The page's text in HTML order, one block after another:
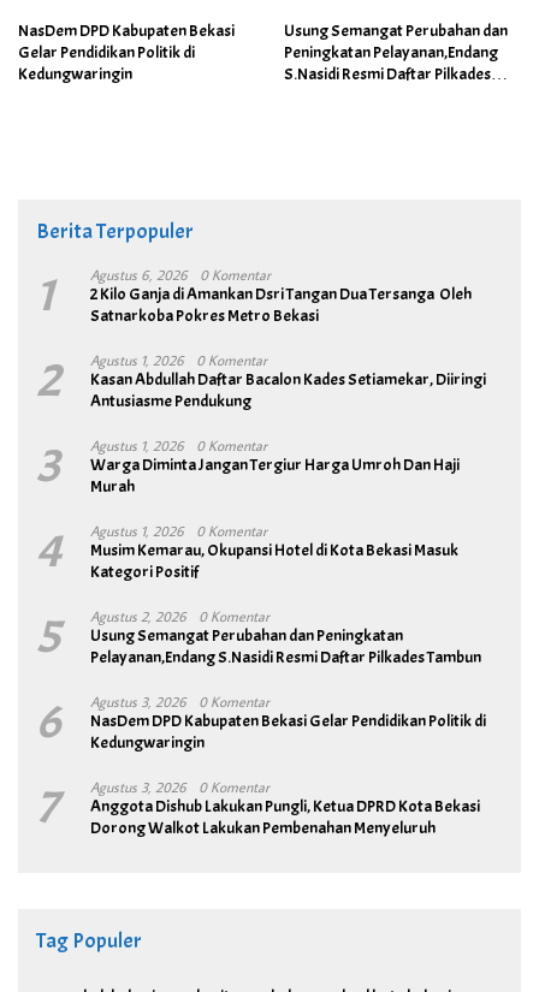
NasDem DPD Kabupaten Bekasi
Gelar Pendidikan Politik di
Kedungwaringin
Usung Semangat Perubahan dan
Peningkatan Pelayanan,Endang
S.Nasidi Resmi Daftar Pilkades
Berita Terpopuler
1 Agustus 6, 2026 0 Komentar
2 Kilo Ganja di Amankan Dsri Tangan Dua Tersanga Oleh
Satnarkoba Pokres Metro Bekasi
2 Agustus 1, 2026 0 Komentar
Kasan Abdullah Daftar Bacalon Kades Setiamekar, Diiringi
Antusiasme Pendukung
3 Agustus 1, 2026 0 Komentar
Warga Diminta Jangan Tergiur Harga Umroh Dan Haji
Murah
4 Agustus 1, 2026 0 Komentar
Musim Kemarau, Okupansi Hotel di Kota Bekasi Masuk
Kategori Positif
5 Agustus 2, 2026 0 Komentar
Usung Semangat Perubahan dan Peningkatan
Pelayanan,Endang S.Nasidi Resmi Daftar Pilkades Tambun
6 Agustus 3, 2026 0 Komentar
NasDem DPD Kabupaten Bekasi Gelar Pendidikan Politik di
Kedungwaringin
7 Agustus 3, 2026 0 Komentar
Anggota Dishub Lakukan Pungli, Ketua DPRD Kota Bekasi
Dorong Walkot Lakukan Pembenahan Menyeluruh
Tag Populer